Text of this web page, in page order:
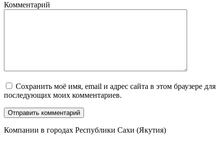
Комментарий
Сохранить моё имя, email и адрес сайта в этом браузере для
последующих моих комментариев.
Компании в городах Республики Сахи (Якутия)